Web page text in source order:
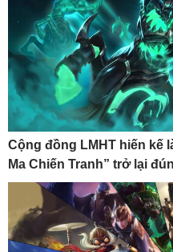
Cộng đồng LMHT hiến kế
Ma Chiến Tranh” trở lại